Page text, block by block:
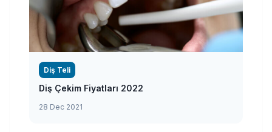
Diş Teli
Diş Çekim Fiyatları 2022
28 Dec 2021